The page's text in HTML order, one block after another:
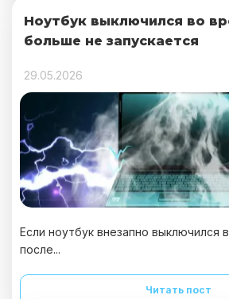
Ноутбук выключился во
больше не запускается
29.05.2026
Если ноутбук внезапно выключился
после...
Читать пост